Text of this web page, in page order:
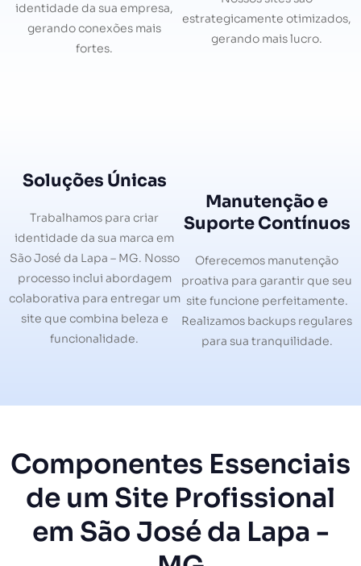
identidade da sua empresa,
gerando conexões mais
fortes.
estrategicamente otimizados,
gerando mais lucro.
Soluções Únicas
Trabalhamos para criar
identidade da sua marca em
São José da Lapa – MG. Nosso
processo inclui abordagem
colaborativa para entregar um
site que combina beleza e
funcionalidade.
Manutenção e
Suporte Contínuos
Oferecemos manutenção
proativa para garantir que seu
site funcione perfeitamente.
Realizamos backups regulares
para sua tranquilidade.
Componentes Essenciais
de um Site Profissional
em São José da Lapa -